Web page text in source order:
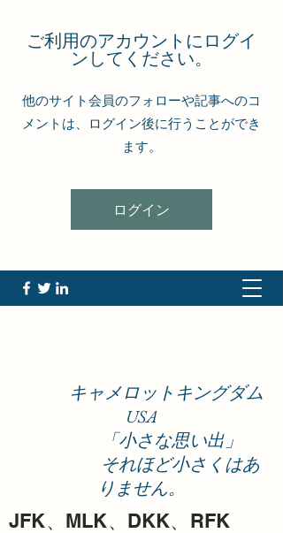
キャメロットキングダム
USA
「小さな思い出」
それほど小さくはあ
りません。
JFK、MLK、DKK、RFK
ご利用のアカウントにログイ
ンしてください。
他のサイト会員のフォローや記事へのコ
メントは、ログイン後に行うことができ
ます。
ログイン